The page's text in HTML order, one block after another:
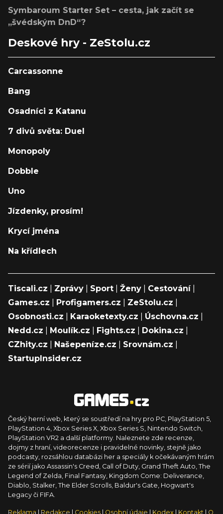
Symbaroum Starter Set – cesta, jak začít se
„švédským DnD“?
Deskové hry - ZeStolu.cz
Carcassonne
Bang
Osadníci z Katanu
7 divů světa: Duel
Monopoly
Dobble
Uno
Jízdenky, prosím!
Krycí jména
Na křídlech
Tiscali.cz Zprávy Sport Ženy Cestování|
Games.cz
Profigamers.cz ZeStolu.cz
Osobnosti.cz
Karaoketexty.cz Úschovna.cz
Nedd.cz
Moulík.cz Fights.cz Dokina.cz
CZhity.cz
Našepeníze.cz Srovnám.cz
StartupInsider.cz
Český herní web, který se soustředí na hry pro PC, PlayStation 5,
PlayStation 4, Xbox Series X, Xbox Series S, Nintendo Switch,
PlayStation VR2 a další platformy. Naleznete zde recenze,
dojmy z hraní, videorecenze i pravidelné novinky, stejně jako
podcasty, rozsáhlou databázi her a speciály k očekávaným hrám
ze sérií jako Assassin's Creed, Call of Duty, Grand Theft Auto, The
Legend of Zelda, Final Fantasy, Kingdom Come: Deliverance,
Diablo, Stalker, The Elder Scrolls, Baldur's Gate, Hogwart's
Legacy či FIFA.
Reklama Redakce Cookies Osobní údaje Kodex Kontakt O